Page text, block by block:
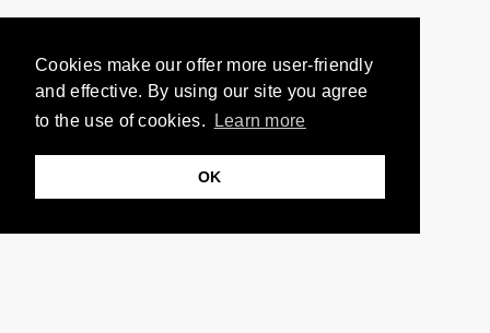
Cookies make our offer more user-friendly
and effective. By using our site you agree
to the use of cookies.
Learn more
OK